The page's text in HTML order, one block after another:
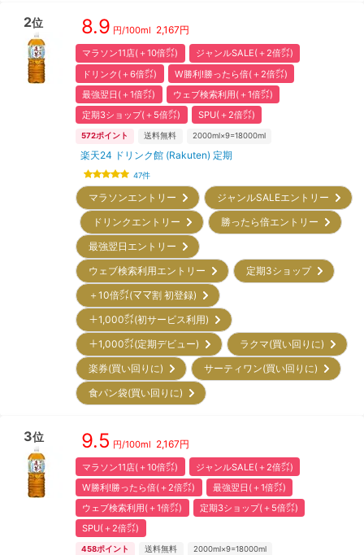
2位 8.9 円/100ml 2,167円
マラソン11店(＋10倍㌽)
ジャンルSALE(＋2倍㌽)
ドリンク(＋6倍㌽)
W勝利!勝ったら倍(＋2倍㌽)
最強翌日(＋1倍㌽)
ウェブ検索利用(＋1倍㌽)
定期3ショップ(＋5倍㌽)
SPU(＋2倍㌽)
572ポイント 送料無料 2000ml×9=18000ml
楽天24 ドリンク館 (Rakuten) 定期
47件
マラソンエントリー
ジャンルSALEエントリー
ドリンクエントリー
勝ったら倍エントリー
最強翌日エントリー
ウェブ検索利用エントリー
定期3ショップ
＋10倍㌽(ママ割 初登録)
＋1,000㌽(初サービス利用)
＋1,000㌽(定期デビュー)
ラクマ(買い回りに)
楽券(買い回りに)
サーティワン(買い回りに)
食パン袋(買い回りに)
3位 9.5 円/100ml 2,167円
マラソン11店(＋10倍㌽)
ジャンルSALE(＋2倍㌽)
W勝利!勝ったら倍(＋2倍㌽)
最強翌日(＋1倍㌽)
ウェブ検索利用(＋1倍㌽)
定期3ショップ(＋5倍㌽)
SPU(＋2倍㌽)
458ポイント 送料無料 2000ml×9=18000ml